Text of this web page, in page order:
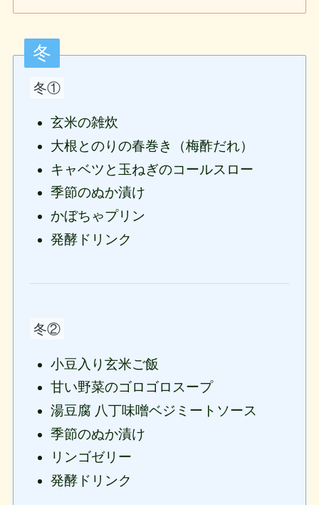
冬
冬①
玄米の雑炊
大根とのりの春巻き（梅酢だれ）
キャベツと玉ねぎのコールスロー
季節のぬか漬け
かぼちゃプリン
発酵ドリンク
冬②
小豆入り玄米ご飯
甘い野菜のゴロゴロスープ
湯豆腐 八丁味噌ベジミートソース
季節のぬか漬け
リンゴゼリー
発酵ドリンク